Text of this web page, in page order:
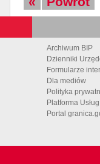
Archiwum BIP
Dzienniki
Formularze
Dla mediów
Polityka
Platforma
Portal